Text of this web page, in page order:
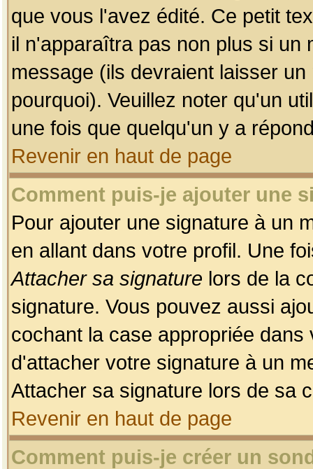
que vous l'avez édité. Ce petit
il n'apparaîtra pas non plus si un
message (ils devraient laisser
pourquoi). Veuillez noter qu'un
une fois que quelqu'un y a
Revenir en haut de page
Comment puis-je ajouter une
Pour ajouter une signature à un
en allant dans votre profil. Une
Attacher sa signature lors de la
signature. Vous pouvez aussi
cochant la case appropriée
d'attacher votre signature à un
Attacher sa signature lors de sa
Revenir en haut de page
Comment puis-je créer un